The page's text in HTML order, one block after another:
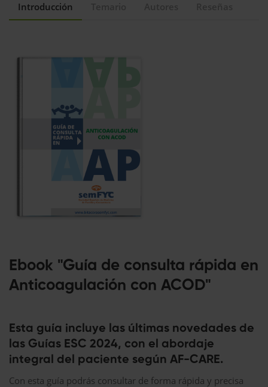
Introducción
Ebook "Guía de consulta rápida en
Anticoagulación con ACOD"
Esta guía incluye las últimas novedades de
las Guías ESC 2024, con el abordaje
integral del paciente según AF-CARE.
Con esta guía podrás consultar de forma rápida y precisa